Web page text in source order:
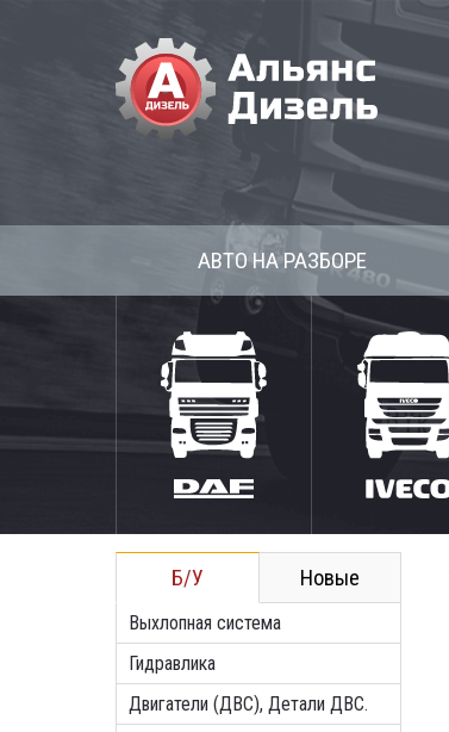
АВТО НА РАЗБОРЕ
Б/У Новые
Выхлопная система
Гидравлика
Двигатели (ДВС), Детали ДВС.